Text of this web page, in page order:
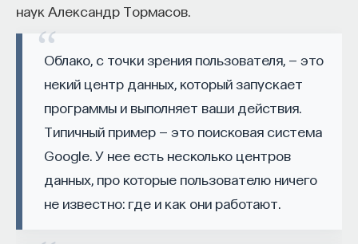
наук Александр Тормасов.
Облако, с точки зрения пользователя, — это
некий центр данных, который запускает
программы и выполняет ваши действия.
Типичный пример — это поисковая система
Google. У нее есть несколько центров
данных, про которые пользователю ничего
не известно: где и как они работают.
В 2012 годуИвар Максутовсоздал проект
ПостНаука, который дал голос учёным и навсегда
изменил медийное пространство на русском
языке. В 2021 году в Лондоне он основал компанию
Naukka, помогающую учёным
и предпринимателям превращать их идеи
команда ПостНауки запускает новый сервис —
Naukka Talents, рекрутинговое агентство,
созданное для поддержки специалистов,
желающих работать в глобальных инновационных
начиная с Пифагора, которому приписывается
открытие
консонантные (то есть гармонично звучащие
вместе) интервалы. В системе семи свободных
университетах, музыка входила в квадривиум наук
о числе наряду с геометрией, астрономией
и арифметикой. Редакция ПостНауки составила
небольшой плейлист из композиций, посвященных
определенным концепциям математики — или же
созданным на их основе.